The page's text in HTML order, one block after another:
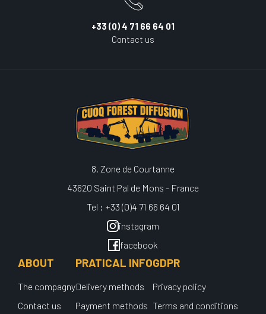
+33 (0) 4 71 66 64 01
Contact us
8, Zone de Courtanne
43620 Saint Pal de Mons - France
Tel : +33 (0)4 71 66 64 01
instagram
facebook
ABOUT
The compagny
Contact us
PRATICAL INFO
Delivery methods
Payment methods
GDPR
Privacy policy
Terms and conditions